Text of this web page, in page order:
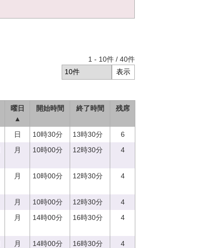
1 - 10件 / 40件
曜日
▲
開始時間 終了時間 残席
日 10時30分 13時30分
6
月 10時00分 12時30分 4
月 10時00分 12時30分 4
月 10時00分 12時30分
4
月 14時00分 16時30分 4
月 14時00分 16時30分 4